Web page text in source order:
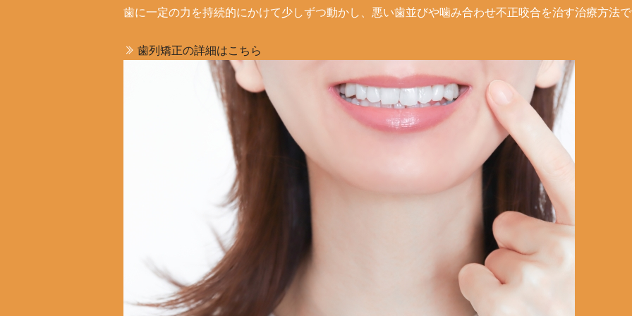
歯に一定の力を持続的にかけて少しずつ動かし、悪い歯並びや噛み合わせ不正咬合を治す治療方法
歯列矯正の詳細はこちら